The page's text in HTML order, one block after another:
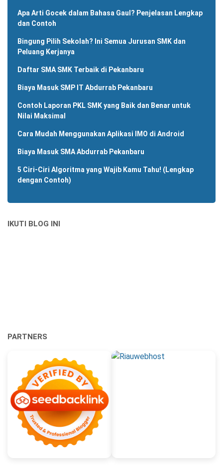
Apa Arti Gocek dalam Bahasa Gaul? Penjelasan Lengkap
dan Contoh
Bingung Pilih Sekolah? Ini Semua Jurusan SMK dan
Peluang Kerjanya
Daftar SMA SMK Terbaik di Pekanbaru
Biaya Masuk SMP IT Abdurrab Pekanbaru
Contoh Laporan PKL SMK yang Baik dan Benar untuk
Nilai Maksimal
Cara Mudah Menggunakan Aplikasi IMO di Android
Biaya Masuk SMA Abdurrab Pekanbaru
5 Ciri-Ciri Algoritma yang Wajib Kamu Tahu! (Lengkap
dengan Contoh)
IKUTI BLOG INI
PARTNERS